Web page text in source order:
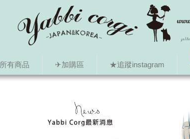
所有商品 ✈加購區 ★追蹤instagram